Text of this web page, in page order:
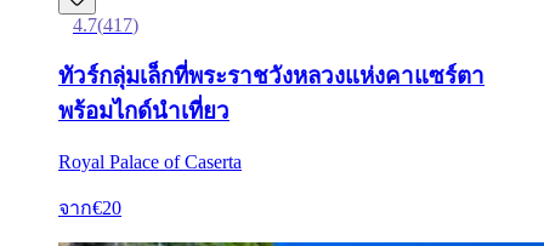
4.7(417)
ทัวร์กลุ่มเล็กที่พระราชวังหลวงแห่งคาแซร์ตา
พร้อมไกด์นำเที่ยว
Royal Palace of Caserta
จาก€20